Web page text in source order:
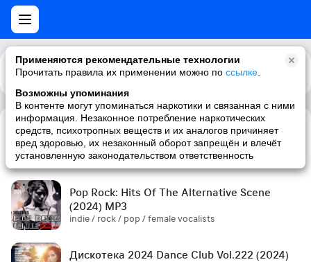
Применяются рекомендательные технологии
Прочитать правила их применении можно по ссылке
Возможны упоминания
В контенте могут упоминаться наркотики и связанная с ними
информация. Незаконное потребление наркотических
средств, психотропных веществ и их аналогов причиняет
вред здоровью, их незаконный оборот запрещён и влечёт
установленную законодательством ответственность
Каталог Рекомендации
Сборник! '90s (2024) MP3
pop / russian pop / russian / '90s
Pop Rock: Hits Of The Alternative Scene
(2024) MP3
indie / rock / pop / female vocalists
Дискотека 2024 Dance Club Vol.222 (2024)